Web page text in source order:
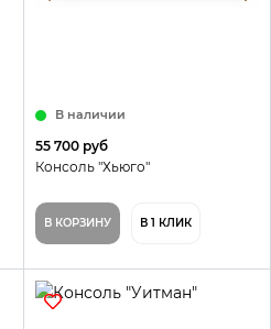
В наличии
55 700 руб
Консоль "Хьюго"
В КОРЗИНУ В 1 КЛИК